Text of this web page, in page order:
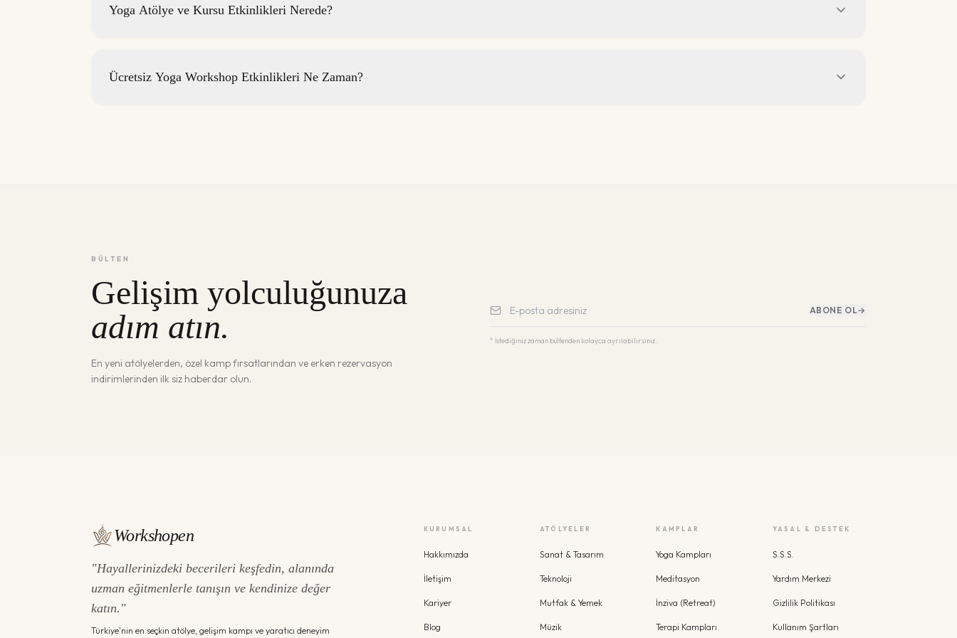
Yoga Atölye ve Kursu Etkinlikleri Nerede?
Ücretsiz Yoga Workshop Etkinlikleri Ne Zaman?
BÜLTEN
Gelişim yolculuğunuza
adım atın.
En yeni atölyelerden, özel kamp fırsatlarından ve erken rezervasyon
indirimlerinden ilk siz haberdar olun.
ABONE OL→
* İstediğiniz zaman bültenden kolayca ayrılabilirsiniz.
Workshopen
"Hayallerinizdeki becerileri keşfedin, alanında
uzman eğitmenlerle tanışın ve kendinize değer
katın."
Türkiye'nin en seçkin atölye, gelişim kampı ve yaratıcı deneyim
KURUMSAL
Hakkımızda
İletişim
Kariyer
Blog
ATÖLYELER
Sanat & Tasarım
Teknoloji
Mutfak & Yemek
Müzik
KAMPLAR
Yoga Kampları
Meditasyon
İnziva (Retreat)
Terapi Kampları
YASAL & DESTEK
S.S.S.
Yardım Merkezi
Gizlilik Politikası
Kullanım Şartları